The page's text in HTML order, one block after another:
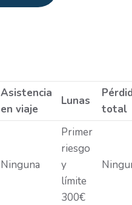
Asistencia
en viaje
Lunas
total
Ninguna
Primer
riesgo
y
límite
300€